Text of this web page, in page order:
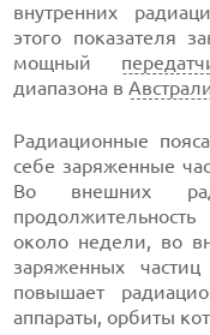
внутренних
этого показателя
мощный
диапазона в
Радиационные
себе заряженные
Во внешних
около недели, во
заряженных
повышает
аппараты, орбиты